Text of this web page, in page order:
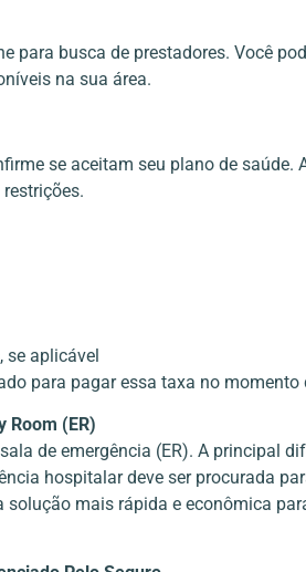
para busca de prestadores. Você
na sua área.
se aceitam seu plano de saúde.
se aplicável
para pagar essa taxa no
Room (ER)
de emergência (ER). A principal
hospitalar deve ser procurada
mais rápida e econômica